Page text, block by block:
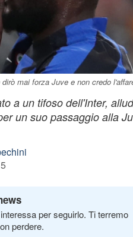
mai forza Juve e non credo
a un tifoso dell'Inter,
un suo passaggio alla
per seguirlo. Ti terremo
perdere.